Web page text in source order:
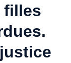
filles